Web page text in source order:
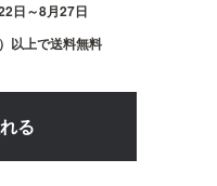
日～8月27日
以上で送料無料